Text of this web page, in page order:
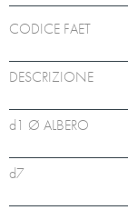
CODICE FAET
DESCRIZIONE
d1 Ø ALBERO
d7